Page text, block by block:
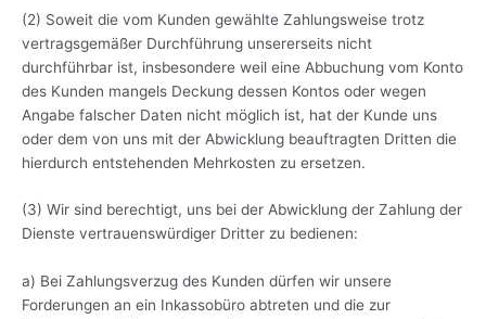
(2) Soweit die vom Kunden gewählte Zahlungsweise trotz
vertragsgemäßer Durchführung unsererseits nicht
durchführbar ist, insbesondere weil eine Abbuchung vom Konto
des Kunden mangels Deckung dessen Kontos oder wegen
Angabe falscher Daten nicht möglich ist, hat der Kunde uns
oder dem von uns mit der Abwicklung beauftragten Dritten die
hierdurch entstehenden Mehrkosten zu ersetzen.
(3) Wir sind berechtigt, uns bei der Abwicklung der Zahlung der
Dienste vertrauenswürdiger Dritter zu bedienen:
a) Bei Zahlungsverzug des Kunden dürfen wir unsere
Forderungen an ein Inkassobüro abtreten und die zur